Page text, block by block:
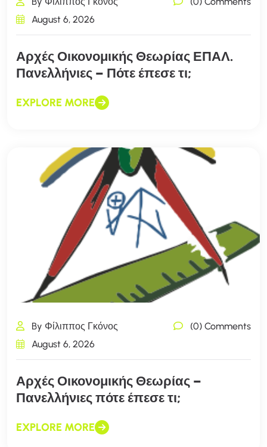
August 6, 2026
Αρχές Οικονομικής Θεωρίας ΕΠΑΛ.
Πανελλήνιες – Πότε έπεσε τι;
EXPLORE MORE
By Φίλιππος Γκόνος
(0) Comments
August 6, 2026
Αρχές Οικονομικής Θεωρίας –
Πανελλήνιες πότε έπεσε τι;
EXPLORE MORE